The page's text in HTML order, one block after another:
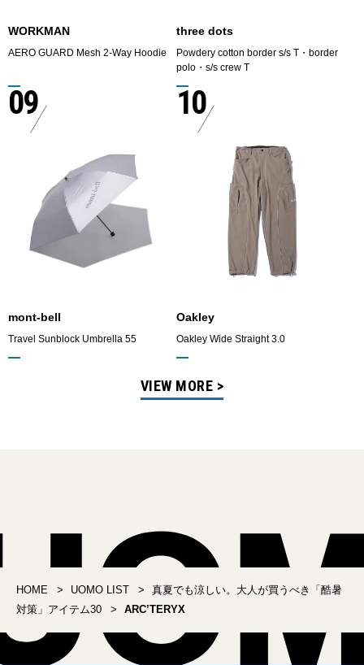
WORKMAN
AERO GUARD Mesh 2-Way Hoodie
three dots
Powdery cotton border s/s T・border
polo・s/s crew T
09
mont-bell
Travel Sunblock Umbrella 55
10
Oakley
Oakley Wide Straight 3.0
VIEW MORE >
HOME UOMO LIST
真夏でも涼しい。大人が買うべき「酷暑
対策」アイテム30
ARC’TERYX